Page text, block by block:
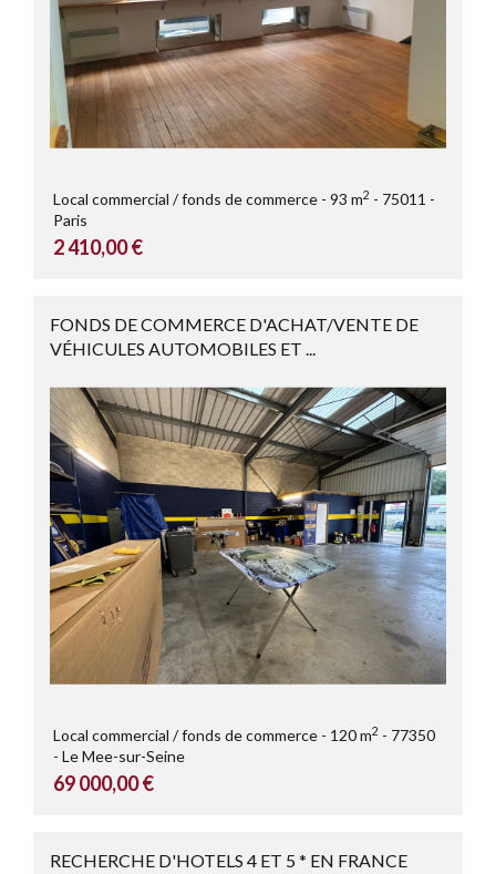
Local commercial / fonds de commerce 93 m2
75011
Paris
2 410,00 €
FONDS DE COMMERCE D'ACHAT/VENTE DE
VÉHICULES AUTOMOBILES ET ...
Local commercial / fonds de commerce 120 m2
77350
Le Mee-sur-Seine
69 000,00 €
RECHERCHE D'HOTELS 4 ET 5 * EN FRANCE